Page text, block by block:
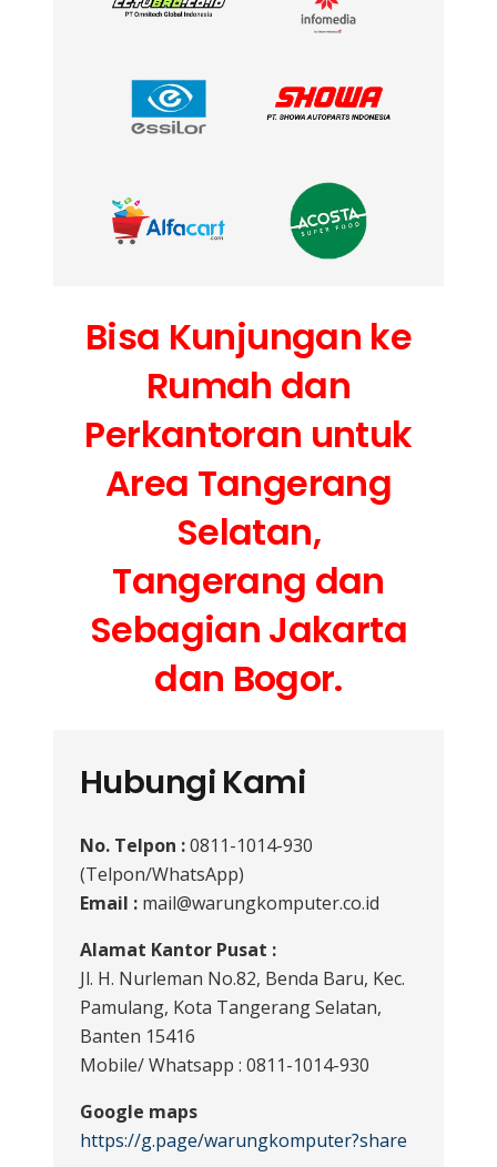
Bisa Kunjungan ke
Rumah dan
Perkantoran untuk
Area Tangerang
Selatan,
Tangerang dan
Sebagian Jakarta
dan Bogor.
Hubungi Kami
No. Telpon :0811-1014-930
(Telpon/WhatsApp)
Email : mail@warungkomputer.co.id
Alamat Kantor Pusat :
Jl. H. Nurleman No.82, Benda Baru, Kec.
Pamulang, Kota Tangerang Selatan,
Banten 15416
Mobile/ Whatsapp : 0811-1014-930
Google maps
https://g.page/warungkomputer?share